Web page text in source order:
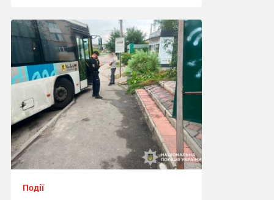
13:08 сьогодні
Події